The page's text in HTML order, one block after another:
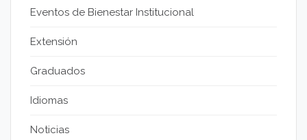
Eventos de Bienestar Institucional
Extensión
Graduados
Idiomas
Noticias